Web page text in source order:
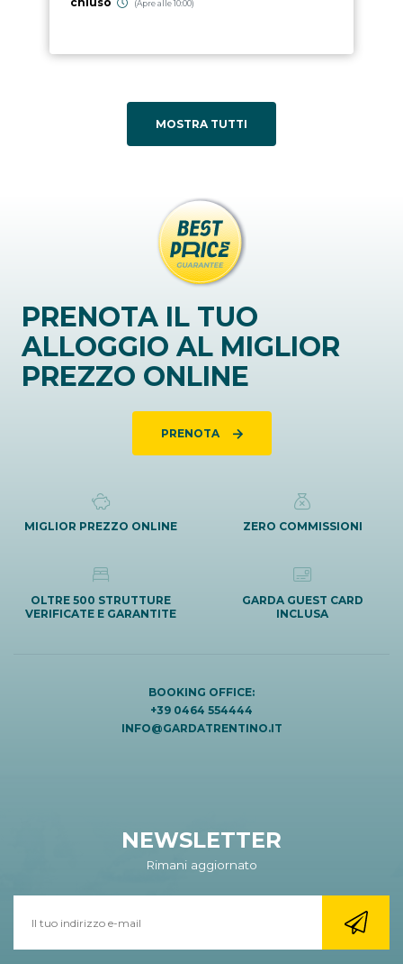
(Apre alle 10:00)
MOSTRA TUTTI
PRENOTA IL TUO
ALLOGGIO AL MIGLIOR
PREZZO ONLINE
PRENOTA
MIGLIOR PREZZO ONLINE ZERO COMMISSIONI
OLTRE 500 STRUTTURE
VERIFICATE E GARANTITE
GARDA GUEST CARD
INCLUSA
BOOKING OFFICE:
+39 0464 554444
INFO@GARDATRENTINO.IT
NEWSLETTER
Rimani aggiornato